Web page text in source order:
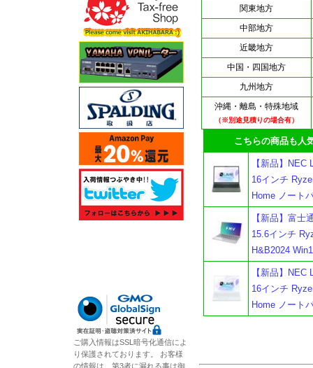
関東地方
中部地方
近畿地方
中国・四国地方
九州地方
沖縄・離島・特殊地域
（※別途見積りの場合有）
こちらの商品も人気
【新品】
16インチ
Home ノート
【新品】富士
15.6インチ
H&B2024
【新品】
16インチ
Home ノート
ご購入情報はSSL暗号化通信によ
り保護されております。 お客様
の情報は、第3者に漏れる事は御